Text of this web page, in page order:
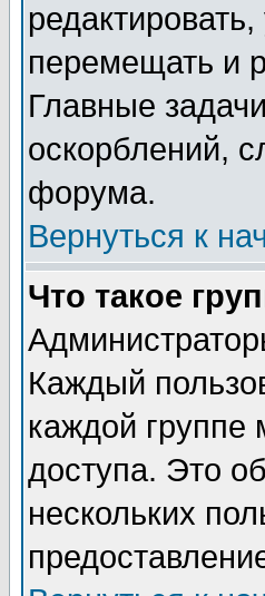
перемещать и
Главные
оскорблений,
форума.
Вернуться к
Что такое
Каждый
каждой группе
доступа. Это
нескольких